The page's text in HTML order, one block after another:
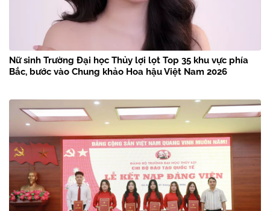
Nữ sinh Trường Đại học Thủy lợi lọt Top 35 khu vực phía
Bắc, bước vào Chung khảo Hoa hậu Việt Nam 2026